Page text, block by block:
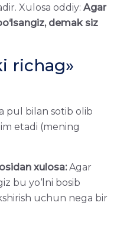
Xulosа oddiy: Agar
demak siz
richag»
pul bilan sotib olib
etadi (mening
xulosa:Agar
bu yo‘lni bosib
uchun negа bir